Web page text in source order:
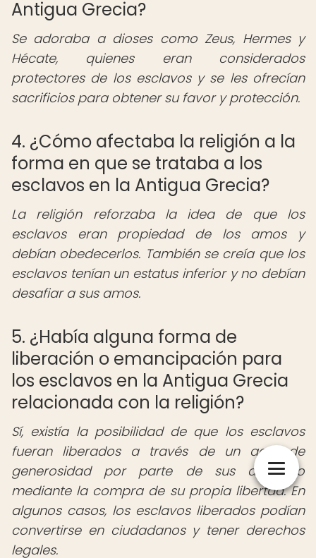
Antigua Grecia?
Se adoraba a dioses como Zeus, Hermes y
Hécate, quienes eran considerados
protectores de los esclavos y se les ofrecían
sacrificios para obtener su favor y protección.
4. ¿Cómo afectaba la religión a la
forma en que se trataba a los
esclavos en la Antigua Grecia?
La religión reforzaba la idea de que los
esclavos eran propiedad de los amos y
debían obedecerlos. También se creía que los
esclavos tenían un estatus inferior y no debían
desafiar a sus amos.
5. ¿Había alguna forma de
liberación o emancipación para
los esclavos en la Antigua Grecia
relacionada con la religión?
Sí, existía la posibilidad de que los esclavos
fueran liberados a través de un acto de
generosidad por parte de sus amos o
mediante la compra de su propia libertad. En
algunos casos, los esclavos liberados podían
convertirse en ciudadanos y tener derechos
legales.